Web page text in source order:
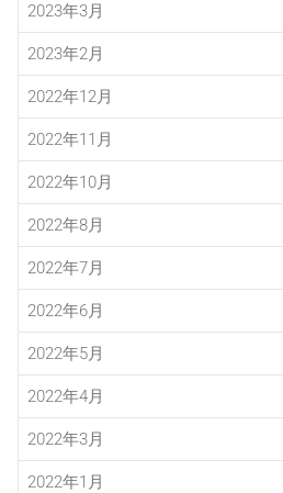
2023年3月
2023年2月
2022年12月
2022年11月
2022年10月
2022年8月
2022年7月
2022年6月
2022年5月
2022年4月
2022年3月
2022年1月